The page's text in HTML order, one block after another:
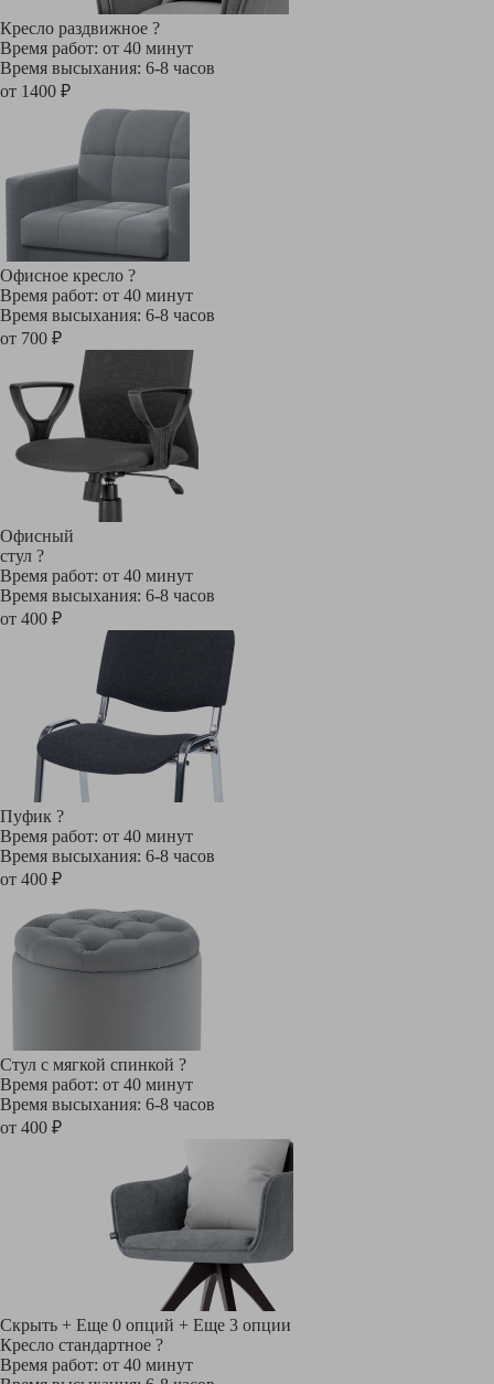
Кресло раздвижное ?
Время работ: от 40 минут
Время высыхания: 6-8 часов
от 1400 ₽
Офисное кресло ?
Время работ: от 40 минут
Время высыхания: 6-8 часов
от 700 ₽
Офисный
стул ?
Время работ: от 40 минут
Время высыхания: 6-8 часов
от 400 ₽
Пуфик ?
Время работ: от 40 минут
Время высыхания: 6-8 часов
от 400 ₽
Стул с мягкой спинкой ?
Время работ: от 40 минут
Время высыхания: 6-8 часов
от 400 ₽
Скрыть + Еще 0 опций + Еще 3 опции
Кресло стандартное ?
Время работ: от 40 минут